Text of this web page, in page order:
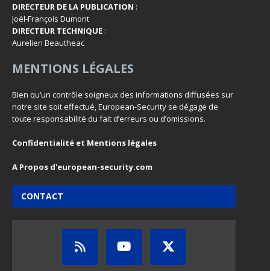
DIRECTEUR DE LA PUBLICATION :
Joël-François Dumont
DIRECTEUR TECHNIQUE :
Aurelien Beautheac
MENTIONS LÉGALES
Bien qu’un contrôle soigneux des informations diffusées sur
notre site soit effectué, European-Security se dégage de
toute responsabilité du fait d’erreurs ou d’omissions.
Confidentialité et Mentions légales
A Propos d'european-security.com
CONTACT